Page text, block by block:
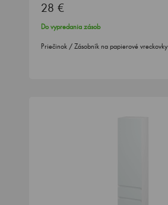
28 €
Do vypredania zásob
Priečinok / Zásobník na papierové vreckovky